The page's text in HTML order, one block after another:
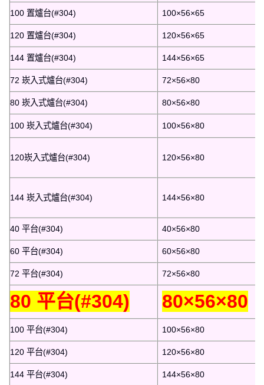
100 置爐台(#304) 100×56×65
120 置爐台(#304) 120×56×65
144 置爐台(#304) 144×56×65
72 崁入式爐台(#304) 72×56×80
80 崁入式爐台(#304) 80×56×80
100 崁入式爐台(#304) 100×56×80
120崁入式爐台(#304) 120×56×80
144 崁入式爐台(#304) 144×56×80
40 平台(#304) 40×56×80
60 平台(#304) 60×56×80
72 平台(#304) 72×56×80
80 平台(#304) 80×56×80
100 平台(#304) 100×56×80
120 平台(#304) 120×56×80
144 平台(#304) 144×56×80